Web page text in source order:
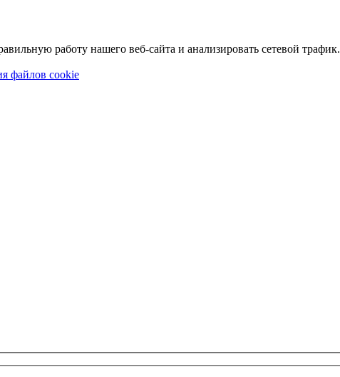
работу нашего веб-сайта и анализировать сетевой трафик.
файлов cookie